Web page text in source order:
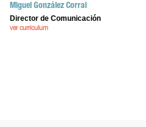
Miguel González Corral
Director de Comunicación
ver curriculum